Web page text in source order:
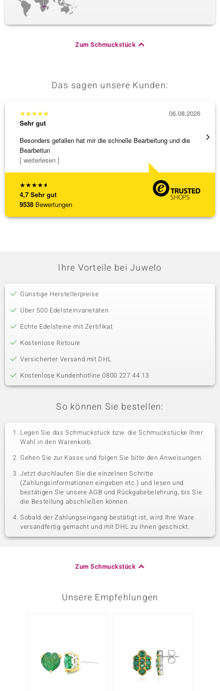
Zum Schmuckstück
Das sagen unsere Kunden:
★★★★★
4,7 Sehr gut
9538 Bewertungen
★★★★★
Sehr gut
Besonders gefallen hat mir die schnelle Bearbeitung und die
Bearbeitun
[ weiterlesen ]
06.08.2026
Top
Ihre Vorteile bei Juwelo
Günstige Herstellerpreise
Über 500 Edelsteinvarietäten
Echte Edelsteine mit Zertifikat
Kostenlose Retoure
Versicherter Versand mit DHL
Kostenlose Kundenhotline 0800 227 44 13
So können Sie bestellen:
Legen Sie das Schmuckstück bzw. die Schmuckstücke Ihrer
Wahl in den Warenkorb.
Gehen Sie zur Kasse und folgen Sie bitte den Anweisungen.
Jetzt durchlaufen Sie die einzelnen Schritte
(Zahlungsinformationen eingeben etc.) und lesen und
bestätigen Sie unsere AGB und Rückgabebelehrung, bis Sie
die Bestellung abschließen können.
Sobald der Zahlungseingang bestätigt ist, wird Ihre Ware
versandfertig gemacht und mit DHL zu Ihnen geschickt.
Zum Schmuckstück
Unsere Empfehlungen